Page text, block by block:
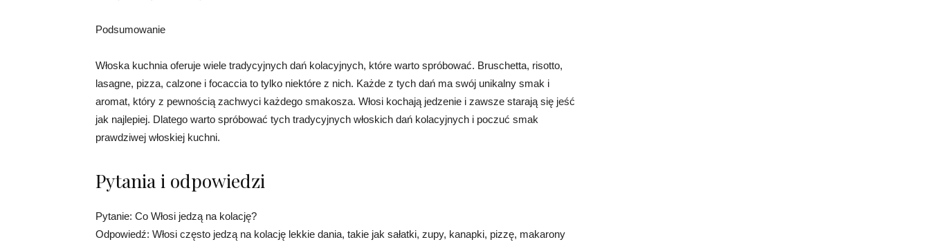
Podsumowanie
Włoska kuchnia oferuje wiele tradycyjnych dań kolacyjnych, które warto spróbować. Bruschetta, risotto,
lasagne, pizza, calzone i focaccia to tylko niektóre z nich. Każde z tych dań ma swój unikalny smak i
aromat, który z pewnością zachwyci każdego smakosza. Włosi kochają jedzenie i zawsze starają się jeść
jak najlepiej. Dlatego warto spróbować tych tradycyjnych włoskich dań kolacyjnych i poczuć smak
prawdziwej włoskiej kuchni.
Pytania i odpowiedzi
Pytanie: Co Włosi jedzą na kolację?
Odpowiedź: Włosi często jedzą na kolację lekkie dania, takie jak sałatki, zupy, kanapki, pizzę, makarony